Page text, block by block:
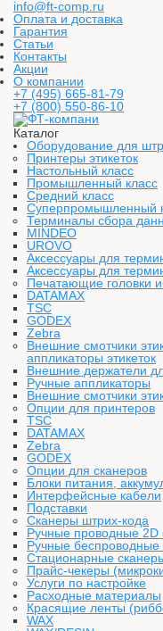
info@ft-comp.ru
Оплата и доставка
Гарантия
Статьи
Контакты
Акции
О компании
+7 (495) 665-81-79
+7 (800) 550-86-10
Каталог
Оборудование для
Принтеры этикеток
Настольный класс
Промышленный класс
Средний класс
Суперпромышленный
Терминалы сбора
MINDEO
UROVO
Аксессуары для
Аксессуары для
Печатающие головки и
DATAMAX
TSC
GODEX
Zebra
Внешние смотчики
аппликаторы этикеток
Внешние держатели
Ручные аппликаторы
Внешние смотчики
Опции для принтеров
TSC
DATAMAX
Zebra
GODEX
Опции для сканеров
Блоки питания,
Интерфейсные кабели
Подставки
Сканеры штрих-кода
Ручные проводные 2D
Ручные беспроводные
Стационарные
Прайс-чекеры
Услуги по настройке
Расходные материалы
Красящие ленты
WAX